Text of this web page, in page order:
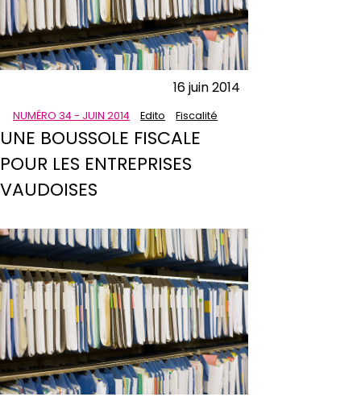
16 juin 2014
NUMÉRO 34 - JUIN 2014 Edito Fiscalité
UNE BOUSSOLE FISCALE
POUR LES ENTREPRISES
VAUDOISES